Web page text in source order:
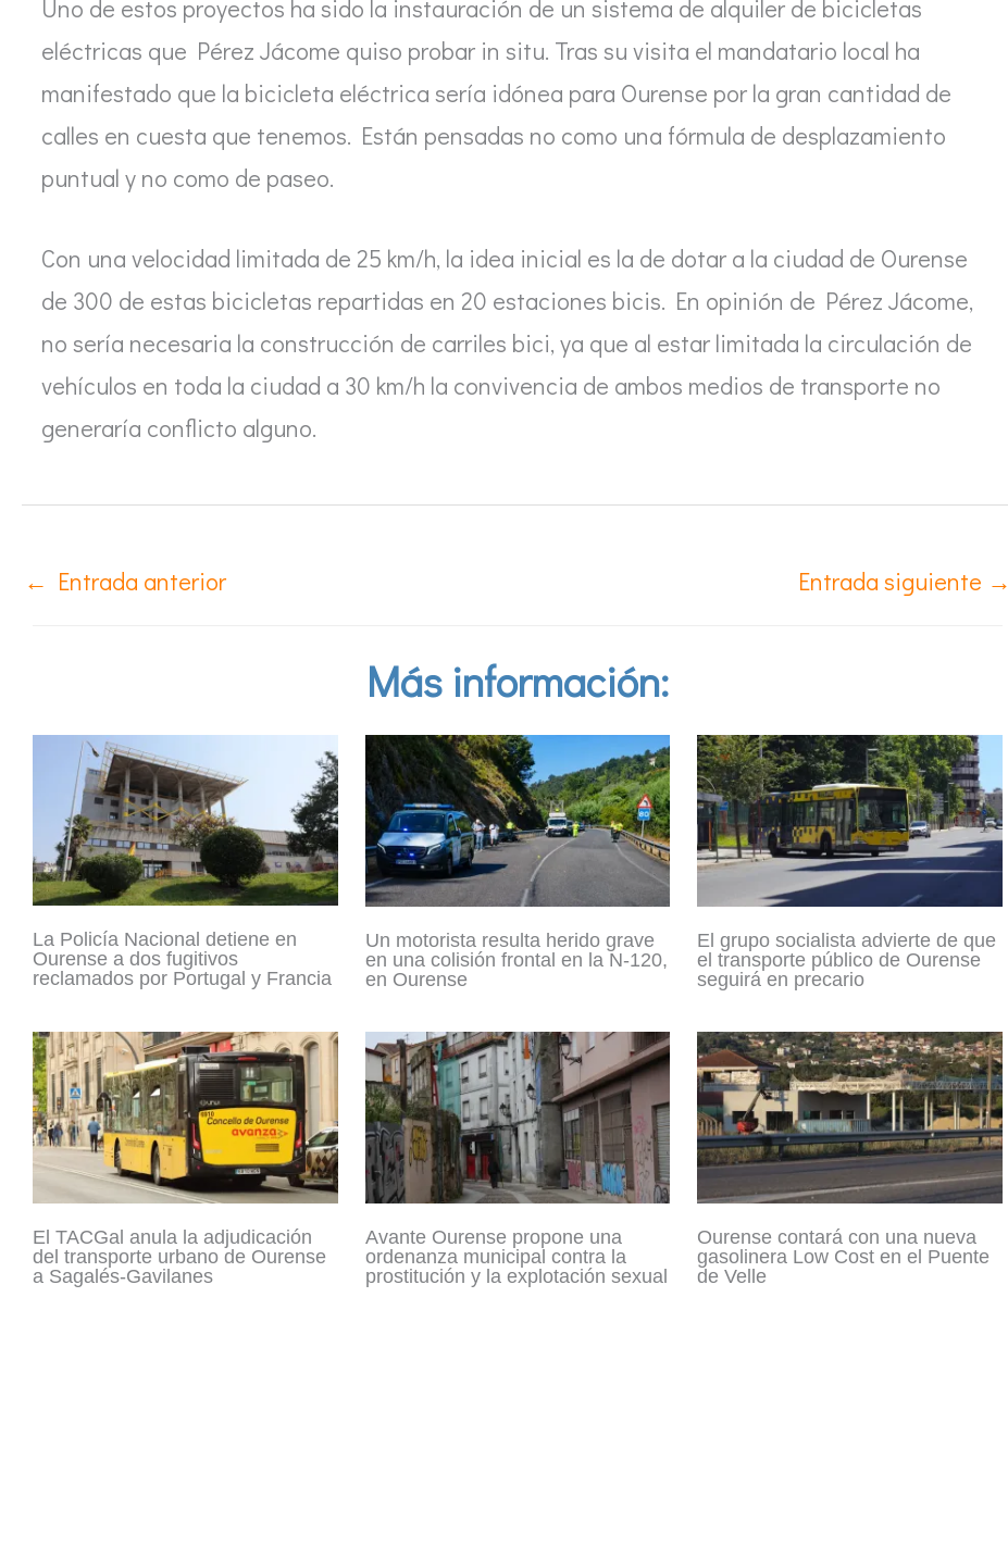
Uno de estos proyectos ha sido la instauración de un sistema de alquiler de bicicletas
eléctricas que Pérez Jácome quiso probar in situ. Tras su visita el mandatario local ha
manifestado que la bicicleta eléctrica sería idónea para Ourense por la gran cantidad de
calles en cuesta que tenemos. Están pensadas no como una fórmula de desplazamiento
puntual y no como de paseo.
Con una velocidad limitada de 25 km/h, la idea inicial es la de dotar a la ciudad de Ourense
de 300 de estas bicicletas repartidas en 20 estaciones bicis. En opinión de Pérez Jácome,
no sería necesaria la construcción de carriles bici, ya que al estar limitada la circulación de
vehículos en toda la ciudad a 30 km/h la convivencia de ambos medios de transporte no
generaría conflicto alguno.
← Entrada anterior Entrada siguiente →
Más información:
La Policía Nacional detiene en
Ourense a dos fugitivos
reclamados por Portugal y Francia
Un motorista resulta herido grave
en una colisión frontal en la N-120,
en Ourense
El grupo socialista advierte de que
el transporte público de Ourense
seguirá en precario
El TACGal anula la adjudicación
del transporte urbano de Ourense
a Sagalés-Gavilanes
Avante Ourense propone una
ordenanza municipal contra la
prostitución y la explotación sexual
Ourense contará con una nueva
gasolinera Low Cost en el Puente
de Velle